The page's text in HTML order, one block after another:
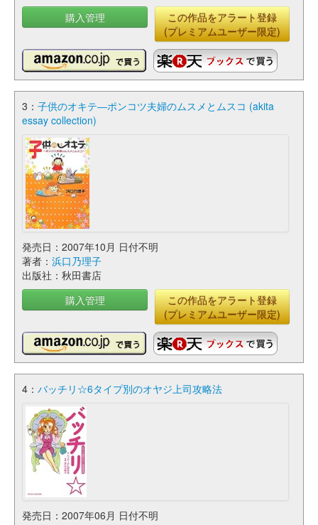
購入管理
この作品をアラート登録
(プレミアムユーザー限定)
3： 子供のオキテ―ポンコツ夫婦のムスメとムスコ (akita
essay collection)
発売日：2007年10月 日付不明
著者： 浜口乃理子
出版社：秋田書店
購入管理
この作品をアラート登録
(プレミアムユーザー限定)
4： バッチリ☆6タイプ別のオヤジ上司攻略法
発売日：2007年06月 日付不明